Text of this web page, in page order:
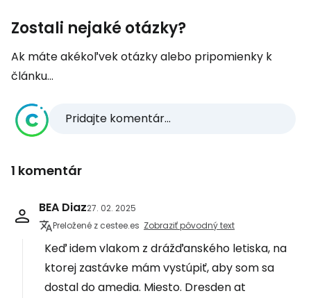
Zostali nejaké otázky?
Ak máte akékoľvek otázky alebo pripomienky k
článku...
Pridajte komentár...
1 komentár
BEA Diaz27. 02. 2025
Preložené z cestee.es Zobraziť pôvodný text
Keď idem vlakom z drážďanského letiska, na
ktorej zastávke mám vystúpiť, aby som sa
dostal do amedia. Miesto. Dresden at